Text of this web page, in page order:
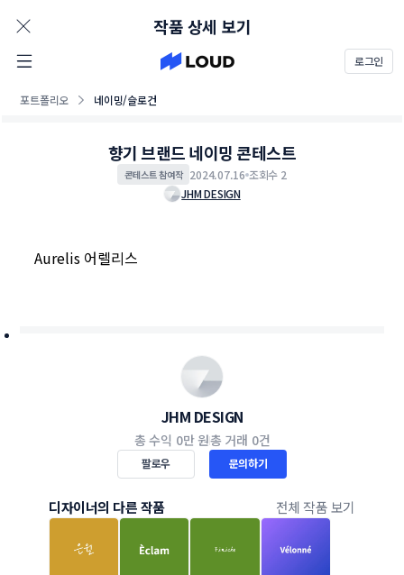
로그인
포트폴리오 네이밍/슬로건
작품 상세 보기
향기 브랜드 네이밍 콘테스트
콘테스트 참여작 2024.07.16 조회수 2
JHM DESIGN
Aurelis 어렐리스
JHM DESIGN
총 수익 0만 원총 거래 0건
팔로우 문의하기
디자이너의 다른 작품 전체 작품 보기